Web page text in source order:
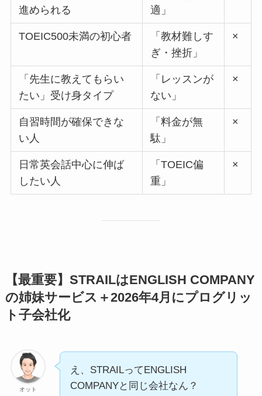
進められる
適」
TOEIC500未満の初心者
「教材難しす
ぎ・挫折」
×
「先生に教えてもらい
たい」受け身タイプ
「レッスンが
ない」
×
自習時間が確保できな
い人
「料金が無
駄」
×
日常英会話中心に伸ば
したい人
「TOEIC偏
重」
×
【最重要】STRAILはENGLISH COMPANY
の姉妹サービス＋2026年4月にプログリッ
ト子会社化
オット
え、STRAILってENGLISH
COMPANYと同じ会社なん？